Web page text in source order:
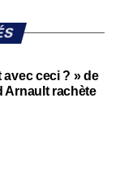
avec ceci ? » de
Arnault rachète